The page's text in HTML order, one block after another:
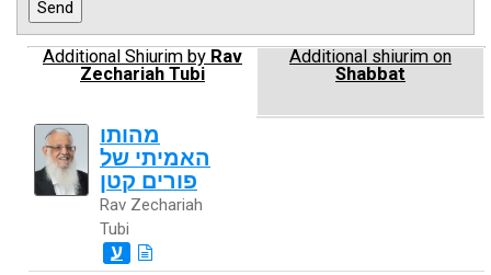
Additional Shiurim by Rav
Zechariah Tubi
Additional shiurim on
Shabbat
מהותו
האמיתי של
פורים קטן
Rav Zechariah
Tubi
ע